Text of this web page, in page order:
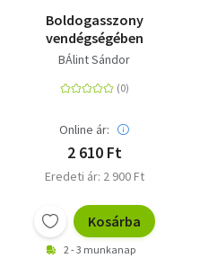
Boldogasszony
vendégségében
BÁlint Sándor
Online ár:
2 610 Ft
Eredeti ár: 2 900 Ft
Kosárba
2 - 3 munkanap